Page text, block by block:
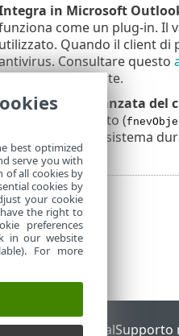
in Microsoft
come un plug-in. Il
utilizzato. Quando il client di
Consultare questo
supportate.
avanzata del
Oggetto modificato (
rallentamenti del sistema
ESET Status PortalSupporto
best optimized
serve you with
of all cookies by
cookies by
your cookie
the right to
preferences
in our website
For more